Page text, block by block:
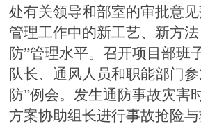
处有关领导和部室的审批意
管理工作中的新工艺、新方
防”管理水平。召开项目部班
队长、通风人员和职能部门
防”例会。发生通防事故灾害
方案协助组长进行事故抢险与